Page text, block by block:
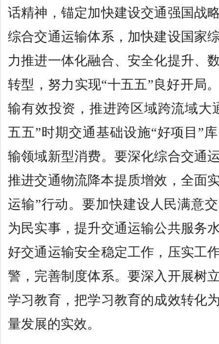
话精神，锚定加快建设交通强国战
综合交通运输体系，加快建设国家
力推进一体化融合、安全化提升、
转型，努力实现“十五五”良好开局
输有效投资，推进跨区域跨流域大
五五”时期交通基础设施“好项目”
输领域新型消费。要深化综合交通
推进交通物流降本提质增效，全面
运输”行动。要加快建设人民满意
为民实事，提升交通运输公共服务
好交通运输安全稳定工作，压实工
警，完善制度体系。要深入开展树
学习教育，把学习教育的成效转化
量发展的实效。